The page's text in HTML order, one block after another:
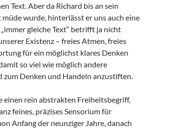
Text. Aber da Richard bis an sein
wurde, hinterlässt er uns auch eine
gleiche Text“ betrifft ja nicht
Existenz – freies Atmen, freies
für ein möglichst klares Denken
so viel wie möglich andere
zum Denken und Handeln anzustiften.
einen rein abstrakten Freiheitsbegriff,
feines, präzises Sensorium für
Anfang der neunziger Jahre, danach